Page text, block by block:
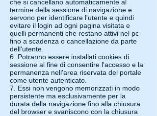
che si cancellano automaticamente al
termine della sessione di navigazione e
servono per identificare l'utente e quindi
evitare il login ad ogni pagina visitata e
quelli permanenti che restano attivi nel pc
fino a scadenza o cancellazione da parte
dell'utente.
6. Potranno essere installati cookies di
sessione al fine di consentire l'accesso e la
permanenza nell'area riservata del portale
come utente autenticato.
7. Essi non vengono memorizzati in modo
persistente ma esclusivamente per la
durata della navigazione fino alla chiusura
del browser e svaniscono con la chiusura